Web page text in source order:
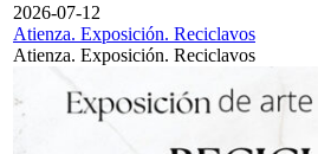
2026-07-12
Atienza. Exposición. Reciclavos
Atienza. Exposición. Reciclavos